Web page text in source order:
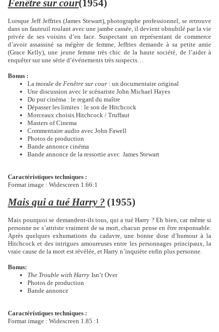
Fenêtre sur cour(1954)
Lorsque Jeff Jeffries (James Stewart), photographe professionnel, se retrouve
dans un fauteuil roulant avec une jambe cassée, il devient obnubilé par la vie
privée de ses voisins d’en face. Suspectant un représentant de commerce
d’avoir assassiné sa mégère de femme, Jeffries demande à sa petite amie
(Grace Kelly), une jeune femme très chic de la haute société, de l’aider à
enquêter sur une série d’événements très suspects…
Bonus :
La morale de Fenêtre sur cour : un documentaire original
Une discussion avec le scénariste John Michael Hayes
Du pur cinéma : le regard du maître
Dépasser les limites : le son de Hitchcock
Morceaux choisis Hitchcock / Truffaut
Masters of Cinema
Commentaire audio avec John Fawell
Photos de production
Bande annonce cinéma
Bande annonce de la ressortie avec James Stewart
Caractéristiques techniques :
Format image : Widescreen 1.66:1
Mais qui a tué Harry ? (1955)
Mais pourquoi se demandent-ils tous, qui a tué Harry ? Eh bien, car même si
personne ne s’attriste vraiment de sa mort, chacun pense en être responsable.
Après quelques exhumations du cadavre, une bonne dose d’humour à la
Hitchcock et des intrigues amoureuses entre les personnages principaux, la
vraie cause de la mort est révélée, et Harry n’inquiète enfin plus personne.
Bonus:
The Trouble with Harry Isn’t Over
Photos de production
Bande annonce
Caractéristiques techniques :
Format image : Widescreen 1.85 :1